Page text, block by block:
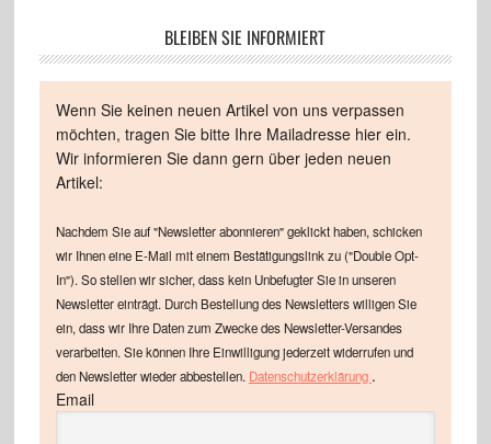
BLEIBEN SIE INFORMIERT
Wenn Sie keinen neuen Artikel von uns verpassen
möchten, tragen Sie bitte Ihre Mailadresse hier ein.
Wir informieren Sie dann gern über jeden neuen
Artikel:
Nachdem Sie auf "Newsletter abonnieren" geklickt haben, schicken
wir Ihnen eine E-Mail mit einem Bestätigungslink zu ("Double Opt-
In"). So stellen wir sicher, dass kein Unbefugter Sie in unseren
Newsletter einträgt. Durch Bestellung des Newsletters willigen Sie
ein, dass wir Ihre Daten zum Zwecke des Newsletter-Versandes
verarbeiten. Sie können Ihre Einwilligung jederzeit widerrufen und
den Newsletter wieder abbestellen. Datenschutzerklärung .
Email